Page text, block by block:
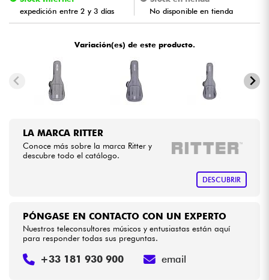
Niños
HiFi
Bundle
expedición entre 2 y 3 días
No disponible en tienda
Variación(es) de este producto.
LA MARCA RITTER
Conoce más sobre la marca Ritter y
descubre todo el catálogo.
DESCUBRIR
PÓNGASE EN CONTACTO CON UN EXPERTO
Nuestros teleconsultores músicos y entusiastas están aquí
para responder todas sus preguntas.
+33 181 930 900 email